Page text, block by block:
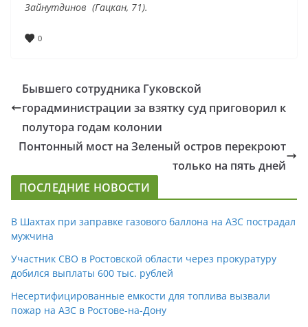
Зайнутдинов (Гацкан, 71).
0
Бывшего сотрудника Гуковской
горадминистрации за взятку суд приговорил к
полутора годам колонии
Понтонный мост на Зеленый остров перекроют
только на пять дней
ПОСЛЕДНИЕ НОВОСТИ
В Шахтах при заправке газового баллона на АЗС пострадал
мужчина
Участник СВО в Ростовской области через прокуратуру
добился выплаты 600 тыс. рублей
Несертифицированные емкости для топлива вызвали
пожар на АЗС в Ростове-на-Дону